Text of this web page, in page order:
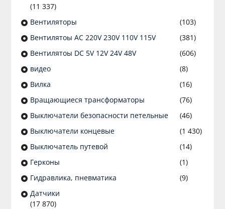
(11 337)
Вентиляторы
(103)
Вентилятоы AC 220V 230V 110V 115V
(381)
Вентилятоы DC 5V 12V 24V 48V
(606)
видео
(8)
Вилка
(16)
Вращающиеся трансформаторы
(76)
Выключатели безопасности петельные
(46)
Выключатели концевые
(1 430)
Выключатель путевой
(14)
Герконы
(1)
Гидравлика, пневматика
(9)
Датчики
(17 870)